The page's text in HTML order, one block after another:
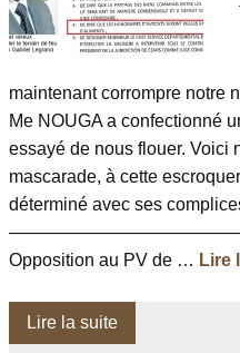
maintenant corrompre notre
Me NOUGA a confectionné
essayé de nous flouer. Voici
mascarade, à cette
déterminé avec ses
Opposition au PV de … Lire
Lire la suite